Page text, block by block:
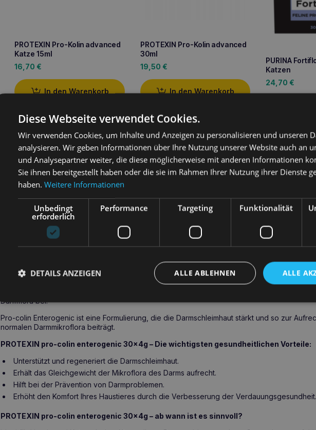
PROTEXIN Pro-Kolin advanced
Katze 15ml
16,70 €
In den Warenkorb
PROTEXIN Pro-Kolin advanced
30ml
19,50 €
In den Warenkorb
PURINA
Katzen
24,70 €
Produktbeschreibung
Protexin Pro-Kolin Enterogenic 30x4g
der Darmschleimhaut unserer Haustiere konzentriert. Die regelmäßige Anwendung dieses
Gleichgewicht der Darmmikroflora bei, was für die Gesundheit und das Wohlbefinden des
Hundes entscheidend ist.
PROTEXIN pro-colin enterogenic 30x4g – Ihre
Dank seiner innovativen Formel ist dieses Produkt eine Unterstützung für alle Hunde, die
Darmflora bei.
Pro-colin Enterogenic ist eine Formulierung, die die Darmschleimhaut stärkt und so zur
normalen Darmmikroflora beiträgt.
PROTEXIN pro-colin enterogenic 30x4g – Die wichtigsten gesundheitlichen Vorteile:
Unterstützt und regeneriert die Darmschleimhaut.
Erhält das Gleichgewicht der Mikroflora des Darms aufrecht.
Hilft bei der Prävention von Darmproblemen.
Erhöht den Komfort Ihres Haustieres durch die Verbesserung der Verdauungsgesundheit.
PROTEXIN pro-colin enterogenic 30x4g – ab wann ist es sinnvoll?
Diese Webseite verwendet Cookies.
Wir verwenden Cookies, um Inhalte und Anzeigen zu personalisieren und unseren
analysieren. Wir geben Informationen über Ihre Nutzung unserer Website auch an
und Analysepartner weiter, die diese möglicherweise mit anderen Informationen
Sie ihnen bereitgestellt haben oder die sie im Rahmen Ihrer Nutzung ihrer Dienste
haben. Weitere Informationen
Unbedingt
erforderlich
Performance Targeting Funktionalität
ALLE
ALLE ABLEHNEN
DETAILS ANZEIGEN